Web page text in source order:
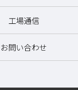
工場通信
お問い合わせ